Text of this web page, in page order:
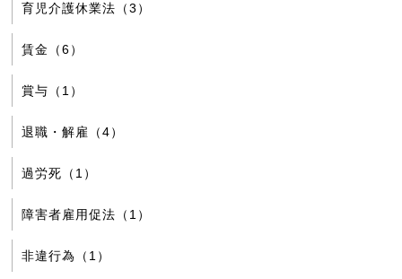
育児介護休業法（3）
賃金（6）
賞与（1）
退職・解雇（4）
過労死（1）
障害者雇用促法（1）
非違行為（1）